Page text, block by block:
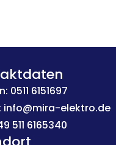
0511 6151697
info@mira-elektro.de
511 6165340